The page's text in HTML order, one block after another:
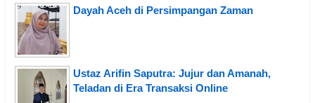
Dayah Aceh di Persimpangan Zaman
Ustaz Arifin Saputra: Jujur dan Amanah,
Teladan di Era Transaksi Online